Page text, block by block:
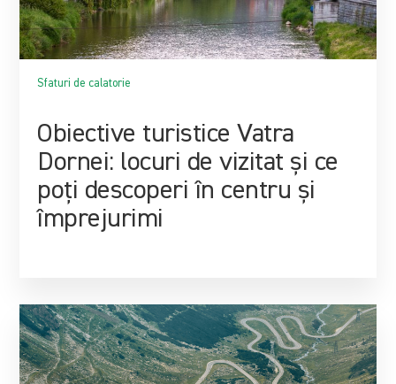
Sfaturi de calatorie
Obiective turistice Vatra
Dornei: locuri de vizitat și ce
poți descoperi în centru și
împrejurimi